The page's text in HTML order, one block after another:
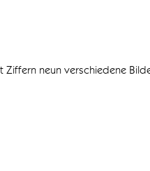
neun verschiedene